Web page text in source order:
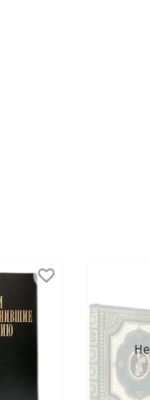
библиотеке,